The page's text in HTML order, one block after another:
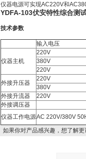
仪器电源可实现AC220V和
YDFA-103伏安特性综合测
技术参数
输入电压
仪器主机
220V
380V
220V
外接升压器
220V
380V
外接升流器
220V
外接调压器
仪器工作电源AC 220V/380V
如果你对产品感兴趣，想了解